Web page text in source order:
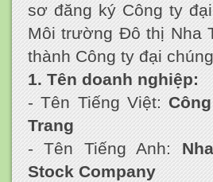
sơ đăng ký Công ty
Môi trường Đô thị Nha
thành Công ty đại
1. Tên doanh nghiệp:
- Tên Tiếng Việt:
Trang
- Tên Tiếng Anh:
Stock Company